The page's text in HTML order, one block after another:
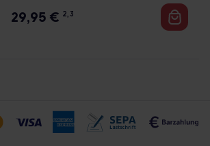
29,95 € 2, 3